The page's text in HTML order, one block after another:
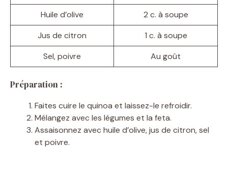
Huile d’olive
2 c. à soupe
Jus de citron
1 c. à soupe
Sel, poivre
Au goût
Préparation :
Faites cuire le quinoa et laissez-le refroidir.
Mélangez avec les légumes et la feta.
Assaisonnez avec huile d’olive, jus de citron, sel
et poivre.